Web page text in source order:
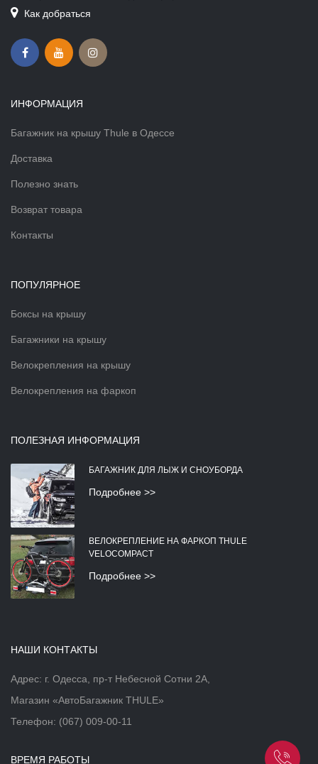
Как добраться
ИНФОРМАЦИЯ
Багажник на крышу Thule в Одессе
Доставка
Полезно знать
Возврат товара
Контакты
ПОПУЛЯРНОЕ
Боксы на крышу
Багажники на крышу
Велокрепления на крышу
Велокрепления на фаркоп
ПОЛЕЗНАЯ ИНФОРМАЦИЯ
БАГАЖНИК ДЛЯ ЛЫЖ И СНОУБОРДА
Подробнее >>
ВЕЛОКРЕПЛЕНИЕ НА ФАРКОП THULE
VELOCOMPACT
Подробнее >>
НАШИ КОНТАКТЫ
Адрес: г. Одесса, пр-т Небесной Сотни 2А,
Магазин «АвтоБагажник THULE»
Телефон: (067) 009-00-11
ВРЕМЯ РАБОТЫ